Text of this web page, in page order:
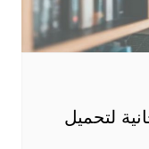
لتحميل